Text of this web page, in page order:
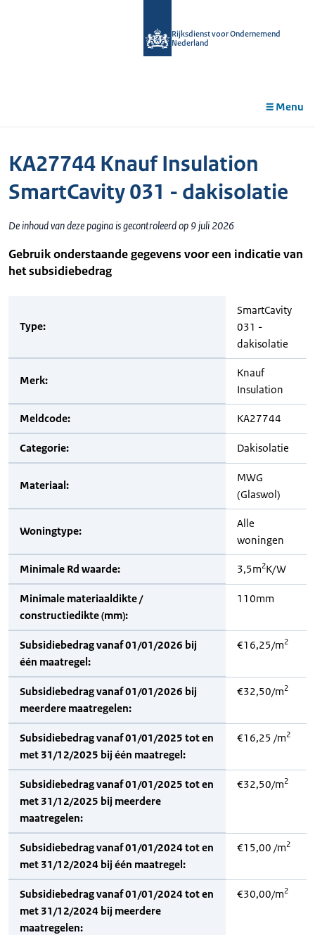
Rijksdienst voor Ondernemend
Nederland
Menu
KA27744 Knauf Insulation
SmartCavity 031 - dakisolatie
De inhoud van deze pagina is gecontroleerd op 9 juli 2026
Gebruik onderstaande gegevens voor een indicatie van
het subsidiebedrag
Type:
SmartCavity
031 -
dakisolatie
Merk:
Knauf
Insulation
Meldcode: KA27744
Categorie: Dakisolatie
Materiaal:
MWG
(Glaswol)
Woningtype:
Alle
woningen
Minimale Rd waarde: 3,5m2K/W
Minimale materiaaldikte /
constructiedikte (mm):
110mm
Subsidiebedrag vanaf 01/01/2026 bij
één maatregel:
€16,25/m2
Subsidiebedrag vanaf 01/01/2026 bij
meerdere maatregelen:
€32,50/m2
Subsidiebedrag vanaf 01/01/2025 tot en
met 31/12/2025 bij één maatregel:
€16,25 /m2
Subsidiebedrag vanaf 01/01/2025 tot en
met 31/12/2025 bij meerdere
maatregelen:
€32,50/m2
Subsidiebedrag vanaf 01/01/2024 tot en
met 31/12/2024 bij één maatregel:
€15,00 /m2
Subsidiebedrag vanaf 01/01/2024 tot en
met 31/12/2024 bij meerdere
maatregelen:
€30,00/m2